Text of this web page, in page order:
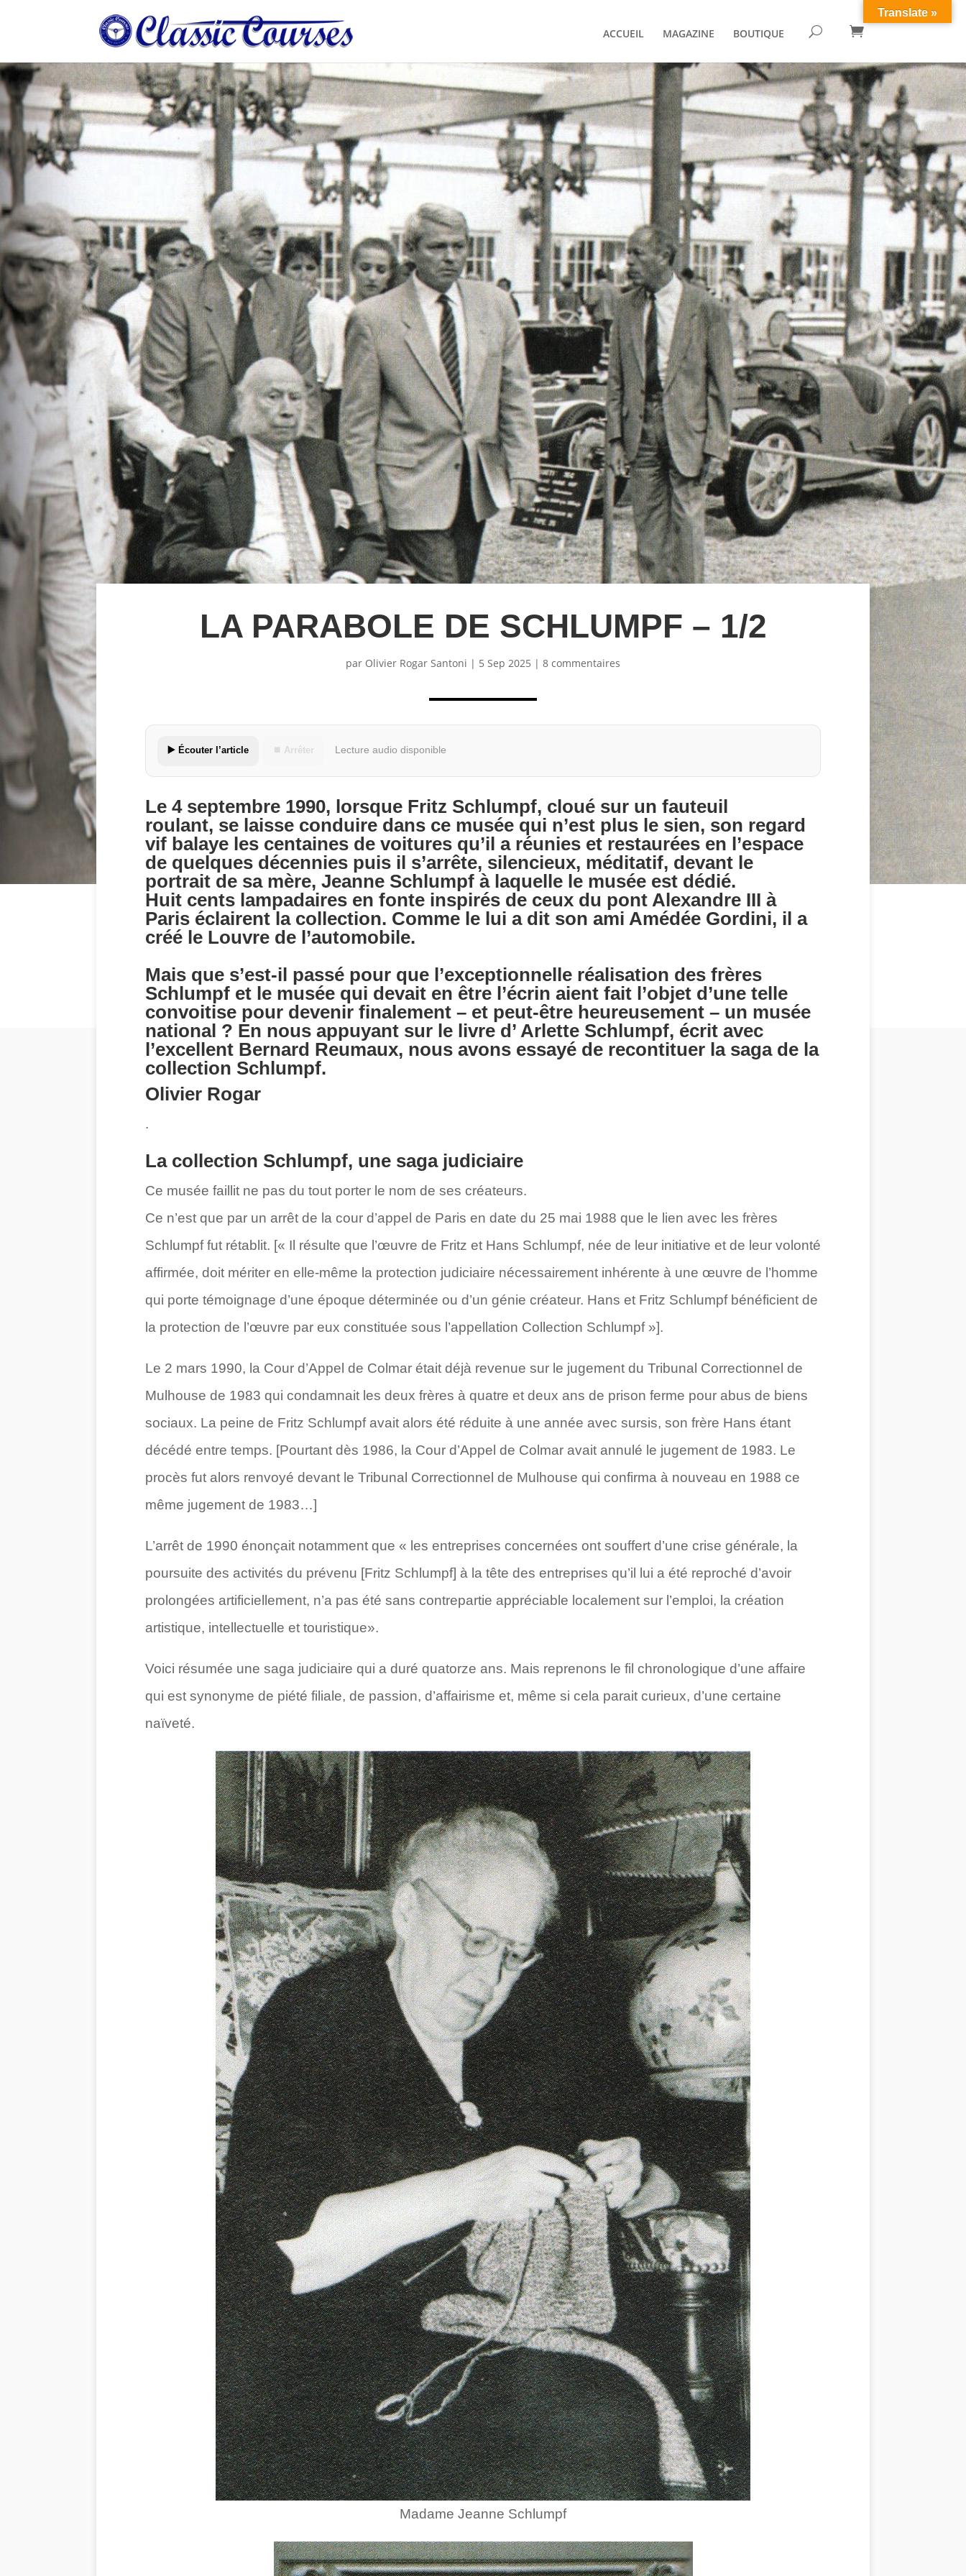
ACCUEIL MAGAZINE BOUTIQUE U 
LA PARABOLE DE SCHLUMPF – 1/2
par Olivier Rogar Santoni | 5 Sep 2025 | 8 commentaires
▶️ Écouter l’article ⏹ Arrêter Lecture audio disponible
Le 4 septembre 1990, lorsque Fritz Schlumpf, cloué sur un fauteuil
roulant, se laisse conduire dans ce musée qui n’est plus le sien, son regard
vif balaye les centaines de voitures qu’il a réunies et restaurées en l’espace
de quelques décennies puis il s’arrête, silencieux, méditatif, devant le
portrait de sa mère, Jeanne Schlumpf à laquelle le musée est dédié.
Huit cents lampadaires en fonte inspirés de ceux du pont Alexandre III à
Paris éclairent la collection. Comme le lui a dit son ami Amédée Gordini, il a
créé le Louvre de l’automobile.
Mais que s’est-il passé pour que l’exceptionnelle réalisation des frères
Schlumpf et le musée qui devait en être l’écrin aient fait l’objet d’une telle
convoitise pour devenir finalement – et peut-être heureusement – un musée
national ? En nous appuyant sur le livre d’ Arlette Schlumpf, écrit avec
l’excellent Bernard Reumaux, nous avons essayé de recontituer la saga de la
collection Schlumpf.
Olivier Rogar
.
La collection Schlumpf, une saga judiciaire
Ce musée faillit ne pas du tout porter le nom de ses créateurs.
Ce n’est que par un arrêt de la cour d’appel de Paris en date du 25 mai 1988 que le lien avec les frères
Schlumpf fut rétablit. [« Il résulte que l’œuvre de Fritz et Hans Schlumpf, née de leur initiative et de leur volonté
affirmée, doit mériter en elle-même la protection judiciaire nécessairement inhérente à une œuvre de l’homme
qui porte témoignage d’une époque déterminée ou d’un génie créateur. Hans et Fritz Schlumpf bénéficient de
la protection de l’œuvre par eux constituée sous l’appellation Collection Schlumpf »].
Le 2 mars 1990, la Cour d’Appel de Colmar était déjà revenue sur le jugement du Tribunal Correctionnel de
Mulhouse de 1983 qui condamnait les deux frères à quatre et deux ans de prison ferme pour abus de biens
sociaux. La peine de Fritz Schlumpf avait alors été réduite à une année avec sursis, son frère Hans étant
décédé entre temps. [Pourtant dès 1986, la Cour d’Appel de Colmar avait annulé le jugement de 1983. Le
procès fut alors renvoyé devant le Tribunal Correctionnel de Mulhouse qui confirma à nouveau en 1988 ce
même jugement de 1983…]
L’arrêt de 1990 énonçait notamment que « les entreprises concernées ont souffert d’une crise générale, la
poursuite des activités du prévenu [Fritz Schlumpf] à la tête des entreprises qu’il lui a été reproché d’avoir
prolongées artificiellement, n’a pas été sans contrepartie appréciable localement sur l’emploi, la création
artistique, intellectuelle et touristique».
Voici résumée une saga judiciaire qui a duré quatorze ans. Mais reprenons le fil chronologique d’une affaire
qui est synonyme de piété filiale, de passion, d’affairisme et, même si cela parait curieux, d’une certaine
naïveté.
Madame Jeanne Schlumpf
Translate »